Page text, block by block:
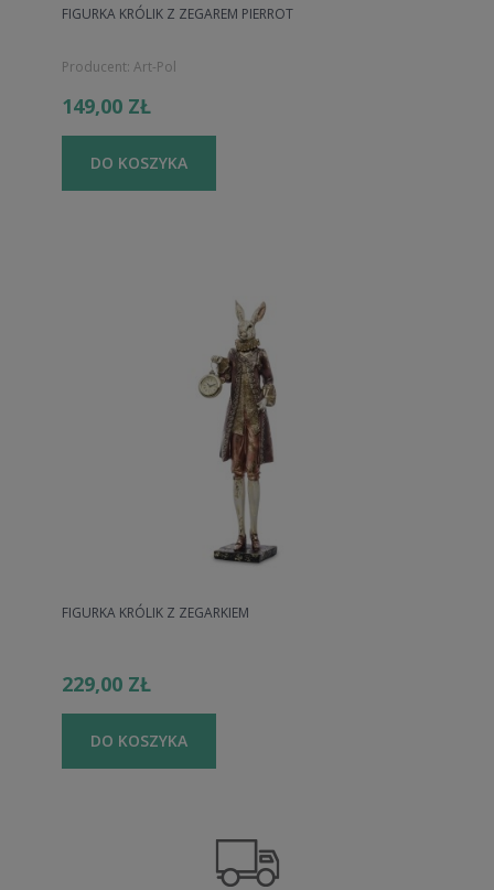
FIGURKA KRÓLIK Z ZEGAREM PIERROT
Producent: Art-Pol
149,00 ZŁ
DO KOSZYKA
FIGURKA KRÓLIK Z ZEGARKIEM
229,00 ZŁ
DO KOSZYKA